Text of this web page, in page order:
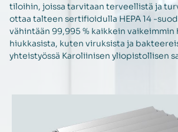
tiloihin, joissa tarvitaan terveellistä ja
ottaa talteen sertifioidulla HEPA 14 -
vähintään 99,995 % kaikkein vaikeimmin
hiukkasista, kuten viruksista ja
yhteistyössä Karoliinisen yliopistollisen